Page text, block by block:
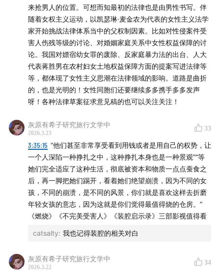
The Talented Mr. Epstein
How a Future Trump Cabinet Member Gave a Serial
Sex Abuser the Deal of a Lifetime
For Years, Jeffrey Epstein Abused Teen Girls, Police
Say. A Timeline of His Case
Police Tried to Put a Serial Sex Offender in Prison.
Prosecutors Let Him Walk
Jeffrey Epstein’s Web of Power and Mystery
Epstein’s Death: How the System Failed Again
How Jeffrey Epstein Built His Fortune
Epstein’s Ties to Wall Street and Academia
Prince Andrew and the Epstein Scandal
Epstein’s European Network: Royalty, Politics, and
来抢男人的位置。可想而知最初的法律也是由男性书写。伴
随着女权主义运动，以凯瑟琳·麦金农为代表的女性主义法学
家开始挑战法律体系当中的父权制因素。比如对性侵案件受
害人伤残等级的讨论、对婚姻家庭关系中女性权益保障的讨
论。我国对嫖宿幼女罪的废除、反家庭暴力法的出台、人大
代表蒋胜男在农村妇女土地权益保障方面的提案写进法律等
等，都体现了女性主义思潮在法律领域的影响。道路是曲折
的，也是光明的！女性同胞们还要继续多多携手多多发声
呀！各种法律草案征求意见稿的也可以关注关注！
灰原有希子研究旅行文学中
2026.3.23
33
3:35:15 “他们甚至非常享受看到用钱或者是用自己的权势，让
一个人深陷一种挣扎之中，这种挣扎本身也是一种景观”“等
她们完全适应了这种生活，彻底被资本和物质一点点蚕食之
后，再一脚把她们踢开，看着她们绝望崩溃，因为不同的女
孩，不同的崩溃，是不同的风景，你们就是喜欢这样去折磨
年轻女孩的意志，因为这就是你们觉得最值得烧的仓房。”
《燃烧》《不完美受害人》《装腔启示录》三部影视值得看
catsalty: 我也记得装腔的相关对白
灰原有希子研究旅行文学中
2026.3.22
34